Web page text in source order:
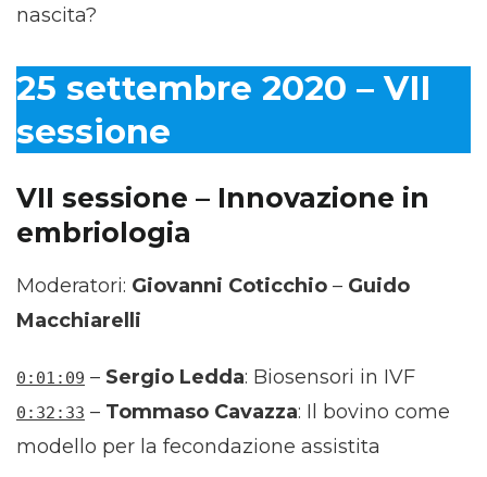
nascita?
25 settembre 2020 – VII
sessione
VII sessione – Innovazione in
embriologia
Moderatori: Giovanni Coticchio – Guido
Macchiarelli
0:01:09 – Sergio Ledda: Biosensori in IVF
0:32:33 – Tommaso Cavazza: Il bovino come
modello per la fecondazione assistita